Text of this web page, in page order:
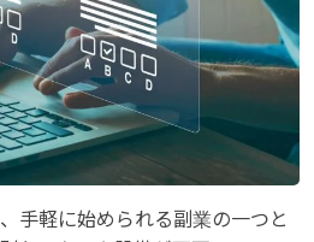
手軽に始められる副業の一つと